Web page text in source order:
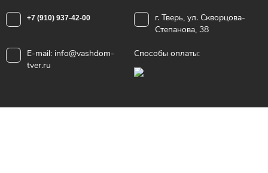
+7 (910) 937-42-00
г. Тверь, ул. Скворцова-
Степанова, 38
E-mail: info@vashdom-
tver.ru
Способы оплаты: